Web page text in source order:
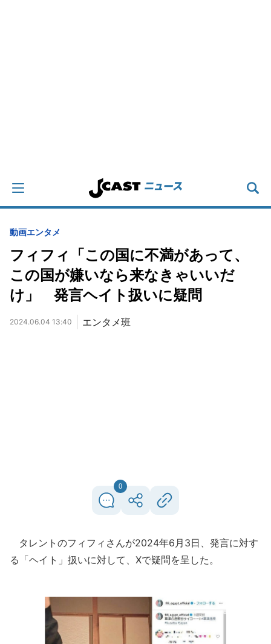
動画エンタメ
フィフィ「この国に不満があって、
この国が嫌いなら来なきゃいいだ
け」 発言ヘイト扱いに疑問
2024.06.04 13:40 エンタメ班
0
タレントのフィフィさんが2024年6月3日、発言に対す
る「ヘイト」扱いに対して、Xで疑問を呈した。